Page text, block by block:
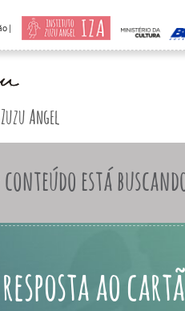
|
Angel
está
ao